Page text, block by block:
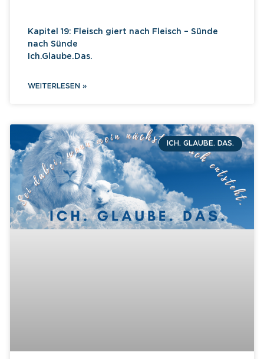
Kapitel 19: Fleisch giert nach Fleisch – Sünde
nach Sünde
Ich.Glaube.Das.
WEITERLESEN »
ICH. GLAUBE. DAS.